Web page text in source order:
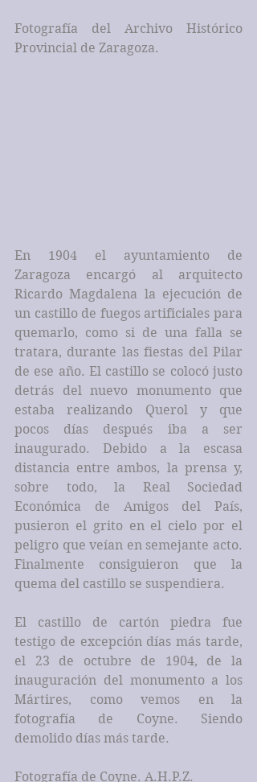
Fotografía del Archivo Histórico
Provincial de Zaragoza.
En 1904 el ayuntamiento de
Zaragoza encargó al arquitecto
Ricardo Magdalena la ejecución de
un castillo de fuegos artificiales para
quemarlo, como si de una falla se
tratara, durante las fiestas del Pilar
de ese año. El castillo se colocó justo
detrás del nuevo monumento que
estaba realizando Querol y que
pocos días después iba a ser
inaugurado. Debido a la escasa
distancia entre ambos, la prensa y,
sobre todo, la Real Sociedad
Económica de Amigos del País,
pusieron el grito en el cielo por el
peligro que veían en semejante acto.
Finalmente consiguieron que la
quema del castillo se suspendiera.
El castillo de cartón piedra fue
testigo de excepción días más tarde,
el 23 de octubre de 1904, de la
inauguración del monumento a los
Mártires, como vemos en la
fotografía de Coyne. Siendo
demolido días más tarde.
Fotografía de Coyne. A.H.P.Z.